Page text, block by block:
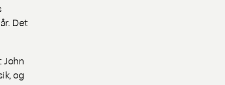
Det
John
og